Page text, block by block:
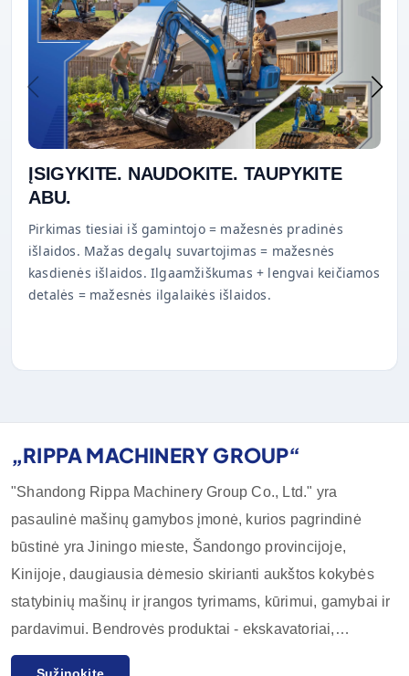
ĮSIGYKITE. NAUDOKITE. TAUPYKITE
ABU.
Pirkimas tiesiai iš gamintojo = mažesnės pradinės
išlaidos. Mažas degalų suvartojimas = mažesnės
kasdienės išlaidos. Ilgaamžiškumas + lengvai keičiamos
detalės = mažesnės ilgalaikės išlaidos.
„RIPPA MACHINERY GROUP“
"Shandong Rippa Machinery Group Co., Ltd." yra
pasaulinė mašinų gamybos įmonė, kurios pagrindinė
būstinė yra Jiningo mieste, Šandongo provincijoje,
Kinijoje, daugiausia dėmesio skirianti aukštos kokybės
statybinių mašinų ir įrangos tyrimams, kūrimui, gamybai ir
pardavimui. Bendrovės produktai - ekskavatoriai,
krautuvai, krautuvai, šliužo krautuvai ir jų priedai, kurie
Sužinokite